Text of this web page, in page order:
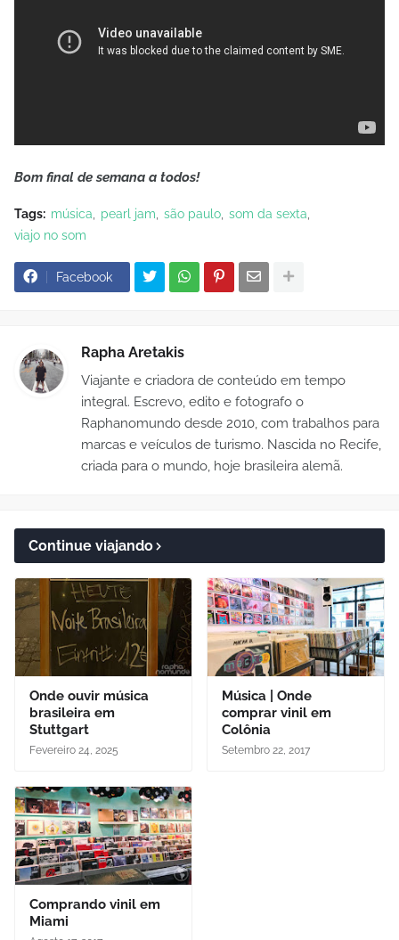
Bom final de semana a todos!
Tags: música pearl jam são paulo som da sexta
viajo no som
Facebook
Rapha Aretakis
Viajante e criadora de conteúdo em tempo
integral. Escrevo, edito e fotografo o
Raphanomundo desde 2010, com trabalhos para
marcas e veículos de turismo. Nascida no Recife,
criada para o mundo, hoje brasileira alemã.
Continue viajando
Onde ouvir música
brasileira em
Stuttgart
Fevereiro 24, 2025
Música | Onde
comprar vinil em
Colônia
Setembro 22, 2017
Comprando vinil em
Miami